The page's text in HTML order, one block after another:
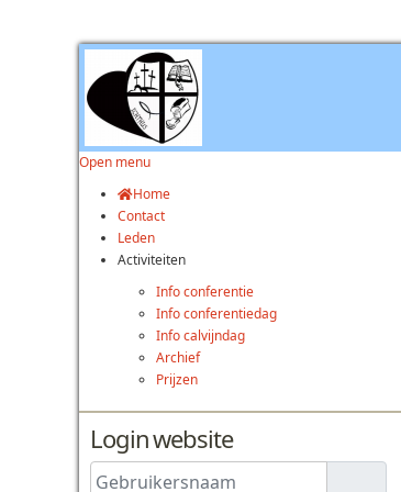
Open menu
Home
Contact
Leden
Activiteiten
Info conferentie
Info conferentiedag
Info calvijndag
Archief
Prijzen
Login website
Gebruikersnaam